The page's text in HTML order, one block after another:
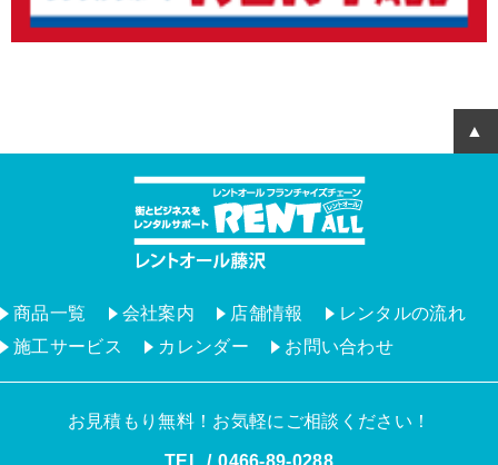
商品一覧 会社案内 店舗情報
レンタルの流れ
施工サービス
カレンダー お問い合わせ
お見積もり無料！お気軽にご相談ください！
TEL 0466‐89‐0288